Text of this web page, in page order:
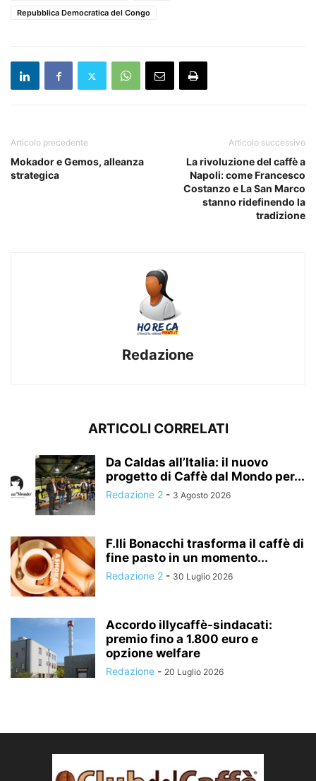
Repubblica Democratica del Congo
Articolo precedente
Mokador e Gemos, alleanza
strategica
Articolo successivo
La rivoluzione del caffè a
Napoli: come Francesco
Costanzo e La San Marco
stanno ridefinendo la
tradizione
Redazione
ARTICOLI CORRELATI
Da Caldas all’Italia: il nuovo
progetto di Caffè dal Mondo per...
Redazione 2 - 3 Agosto 2026
F.lli Bonacchi trasforma il caffè di
fine pasto in un momento...
Redazione 2 - 30 Luglio 2026
Accordo illycaffè-sindacati:
premio fino a 1.800 euro e
opzione welfare
Redazione - 20 Luglio 2026